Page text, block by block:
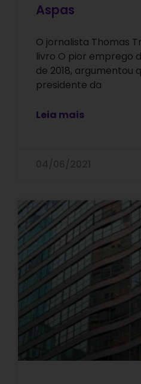
Aspas
O jornalista Thomas
livro O pior emprego
de 2018, argumentou
presidente da
Leia mais